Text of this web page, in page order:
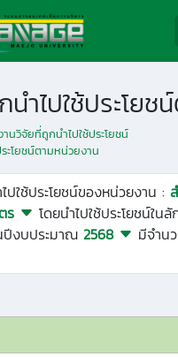
านวิจัยที่ถูกนำไปใช้ประโยชน์
ะโยชน์ตามหน่วยงาน
ใช้ประโยชน์ของหน่วยงาน :
ร
โดยนำไปใช้ประโยชน์ใน
ปีงบประมาณ 2568
มีจำน